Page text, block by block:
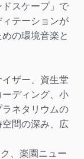
スケープ」で
テーションが
の環境音楽と
ザー、資生堂
ディング、小
ネタリウムの
間の深み、広
、楽園ニュー